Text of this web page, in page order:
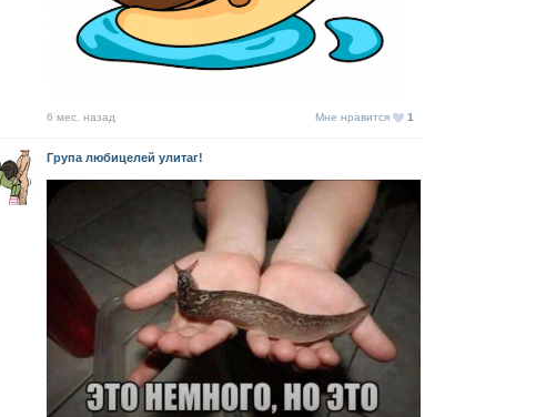
Мне нравится 1
6 мес. назад
Група любицелей улитаг!